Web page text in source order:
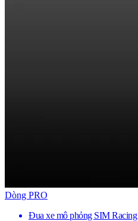
Dòng PRO
Đua xe mô phỏng SIM Racing